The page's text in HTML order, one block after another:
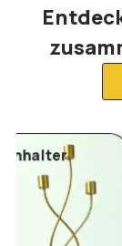
0 Products